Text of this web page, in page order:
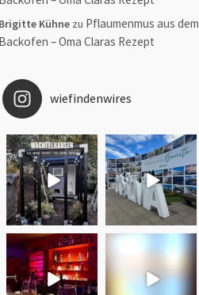
Brigitte Kühne zu Pflaumenmus aus dem
Backofen – Oma Claras Rezept
wiefindenwires